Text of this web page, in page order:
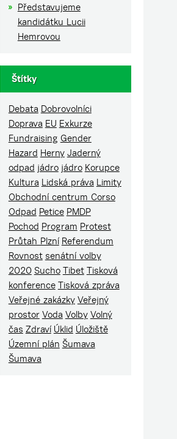
Představujeme
kandidátku Lucii
Hemrovou
Štítky
Debata Dobrovolníci
Doprava EU Exkurze
Fundraising Gender
Hazard Herny Jaderný
odpad jádro jádro Korupce
Kultura Lidská práva Limity
Obchodní centrum Corso
Odpad Petice PMDP
Pochod Program Protest
Průtah Plzní Referendum
Rovnost senátní volby
2020 Sucho Tibet Tisková
konference Tisková zpráva
Veřejné zakázky Veřejný
prostor Voda Volby Volný
čas Zdraví Úklid Úložiště
Územní plán Šumava
Šumava